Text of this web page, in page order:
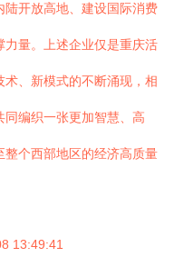
开放高地、建设国际消费
量。上述企业仅是重庆活
、新模式的不断涌现，相
编织一张更加智慧、高
个西部地区的经济高质量
13:49:41